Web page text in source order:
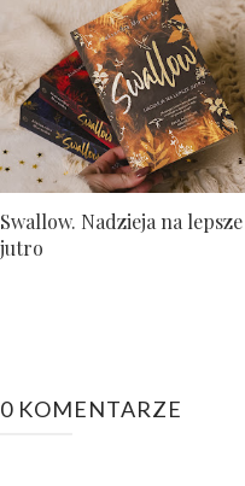
Swallow. Nadzieja na lepsze
jutro
0 KOMENTARZE